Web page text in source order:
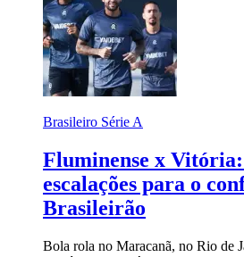
Brasileiro Série A
Fluminense x
escalações para o
Brasileirão
Bola rola no Maracanã, no Rio de